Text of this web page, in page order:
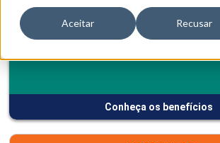
Aceitar Recusar
Por R$749,00*.
para o 2º semestre de 2026.
Conheça os benefícios